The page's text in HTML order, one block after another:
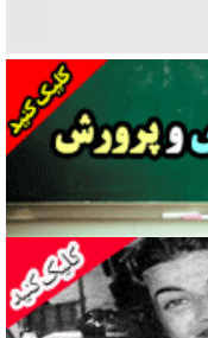
یا انحصار؟
بی‌سر شهید را از